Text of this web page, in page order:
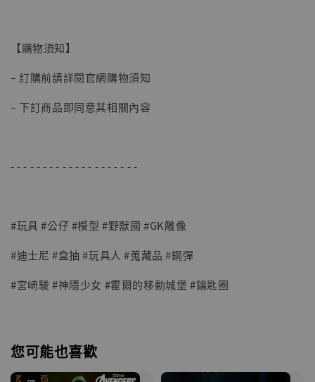
【購物須知】
– 訂購前請詳閱官網購物須知
– 下訂商品即同意其相關內容
- - - - - - - - - - - - - - - - - - - -
#玩具 #公仔 #模型 #野獸國 #GK雕像
#迪士尼 #盒抽 #玩具人 #蒐藏品 #鋼彈
#宮崎駿 #神隱少女 #霍爾的移動城堡 #鑰匙圈
您可能也喜歡